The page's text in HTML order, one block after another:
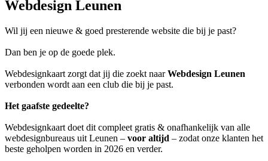
Webdesign Leunen
Wil jij een nieuwe & goed presterende website die bij je past?
Dan ben je op de goede plek.
Webdesignkaart zorgt dat jij die zoekt naarWebdesign Leunen
verbonden wordt aan een club die bij je past.
Het gaafste gedeelte?
Webdesignkaart doet dit compleet gratis & onafhankelijk van alle
webdesignbureaus uit Leunen – voor altijd – zodat onze klanten het
beste geholpen worden in 2026 en verder.